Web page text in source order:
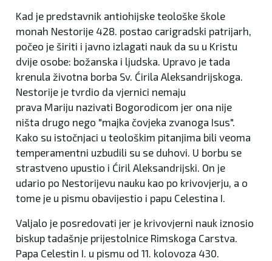
Kad je predstavnik antiohijske teološke škole
monah Nestorije 428. postao carigradski patrijarh,
počeo je širiti i javno izlagati nauk da su u Kristu
dvije osobe: božanska i ljudska. Upravo je tada
krenula životna borba Sv. Ćirila Aleksandrijskoga.
Nestorije je tvrdio da vjernici nemaju
prava Mariju nazivati Bogorodicom jer ona nije
ništa drugo nego "majka čovjeka zvanoga Isus".
Kako su istočnjaci u teološkim pitanjima bili veoma
temperamentni uzbudili su se duhovi. U borbu se
strastveno upustio i Ćiril Aleksandrijski. On je
udario po Nestorijevu nauku kao po krivovjerju, a o
tome je u pismu obavijestio i papu Celestina I.
Valjalo je posredovati jer je krivovjerni nauk iznosio
biskup tadašnje prijestolnice Rimskoga Carstva.
Papa Celestin I. u pismu od 11. kolovoza 430.